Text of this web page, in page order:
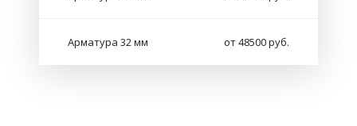
Арматура 32 мм от 48500 руб.